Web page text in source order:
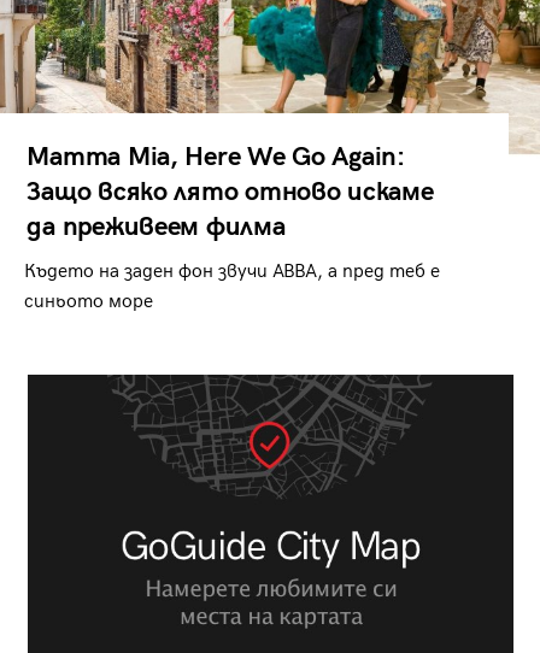
Mamma Mia, Here We Go Again:
Защо всяко лято отново искаме
да преживеем филма
Където на заден фон звучи ABBA, а пред теб е
синьото море